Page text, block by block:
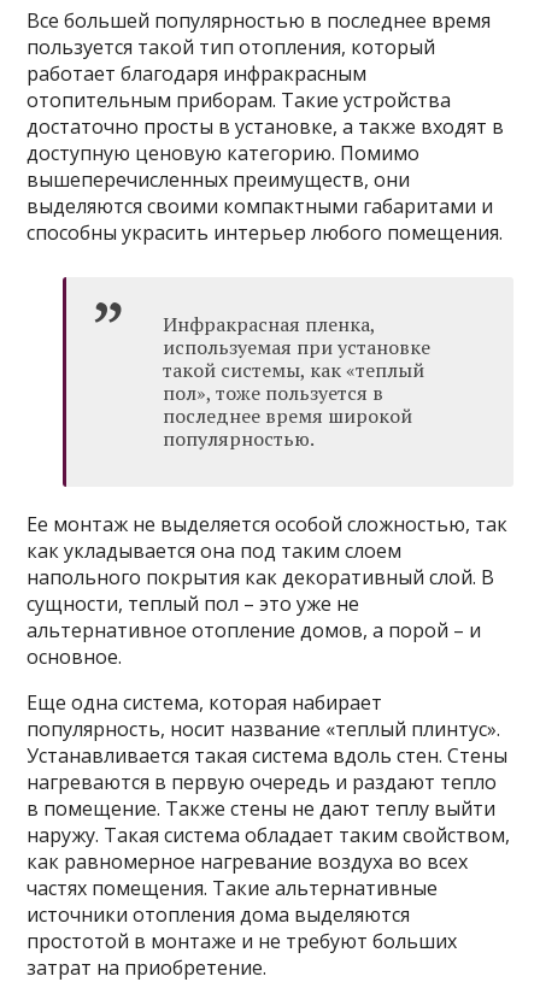
Все большей популярностью в последнее время
пользуется такой тип отопления, который
работает благодаря инфракрасным
отопительным приборам. Такие устройства
достаточно просты в установке, а также входят в
доступную ценовую категорию. Помимо
вышеперечисленных преимуществ, они
выделяются своими компактными габаритами и
способны украсить интерьер любого помещения.
Инфракрасная пленка,
используемая при установке
такой системы, как «теплый
пол», тоже пользуется в
последнее время широкой
популярностью.
Ее монтаж не выделяется особой сложностью, так
как укладывается она под таким слоем
напольного покрытия как декоративный слой. В
сущности, теплый пол – это уже не
альтернативное отопление домов, а порой – и
основное.
Еще одна система, которая набирает
популярность, носит название «теплый плинтус».
Устанавливается такая система вдоль стен. Стены
нагреваются в первую очередь и раздают тепло
в помещение. Также стены не дают теплу выйти
наружу. Такая система обладает таким свойством,
как равномерное нагревание воздуха во всех
частях помещения. Такие альтернативные
источники отопления дома выделяются
простотой в монтаже и не требуют больших
затрат на приобретение.